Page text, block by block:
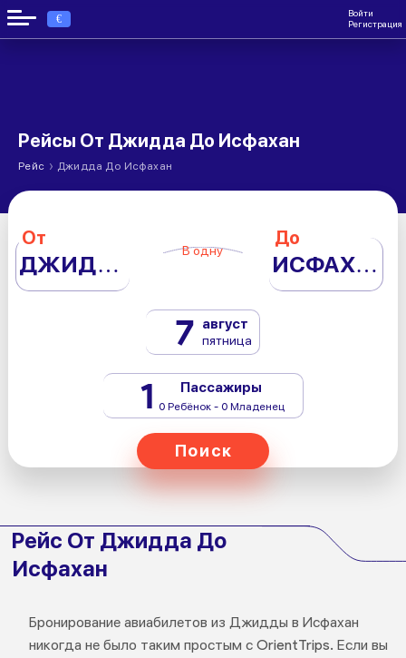
€
Войти
Регистрация
Рейсы От Джидда До Исфахан
Рейс › Джидда До Исфахан
От
ДЖИДДА В одну
До
ИСФАХАН
7 август
пятница
1 Пассажиры
0 Ребёнок - 0 Младенец
Поиск
Рейс От Джидда До
Исфахан
Бронирование авиабилетов из Джидды в Исфахан
никогда не было таким простым с OrientTrips. Если вы